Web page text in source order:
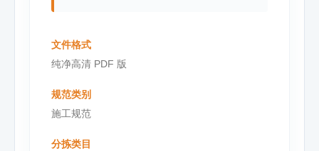
文件格式
纯净高清 PDF 版
规范类别
施工规范
分拣类目